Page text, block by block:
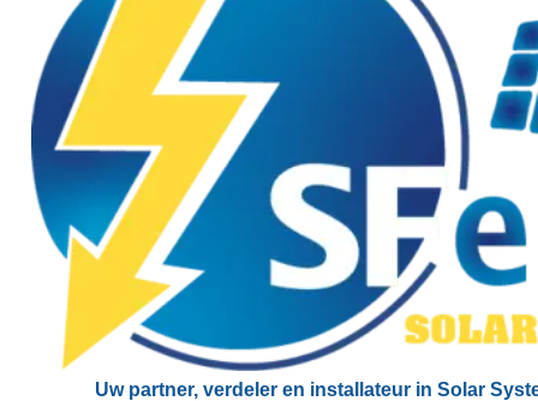
Uw partner, verdeler en installateur in Solar